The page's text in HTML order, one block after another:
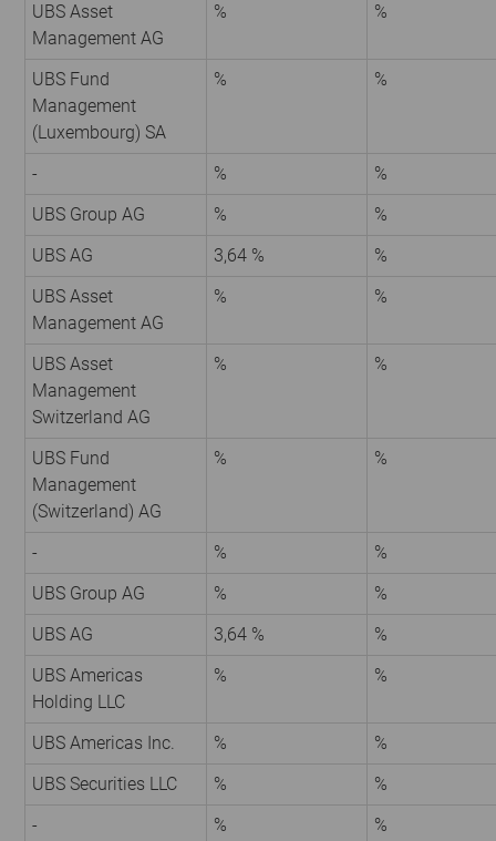
UBS Asset
Management AG
% %
UBS Fund
Management
(Luxembourg) SA
% %
- %
%
UBS Group AG
%
%
UBS AG
3,64 %
%
UBS Asset
Management AG
% %
UBS Asset
Management
Switzerland AG
% %
UBS Fund
Management
(Switzerland) AG
% %
- %
%
UBS Group AG
%
%
UBS AG
3,64 %
%
UBS Americas
Holding LLC
% %
UBS Americas Inc. %
%
UBS Securities LLC
%
%
-
%
%